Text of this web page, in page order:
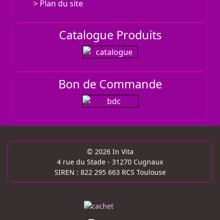
Plan du site
Catalogue Produits
Bon de Commande
© 2026 In Vita
4 rue du Stade - 31270 Cugnaux
SIREN : 822 295 663 RCS Toulouse